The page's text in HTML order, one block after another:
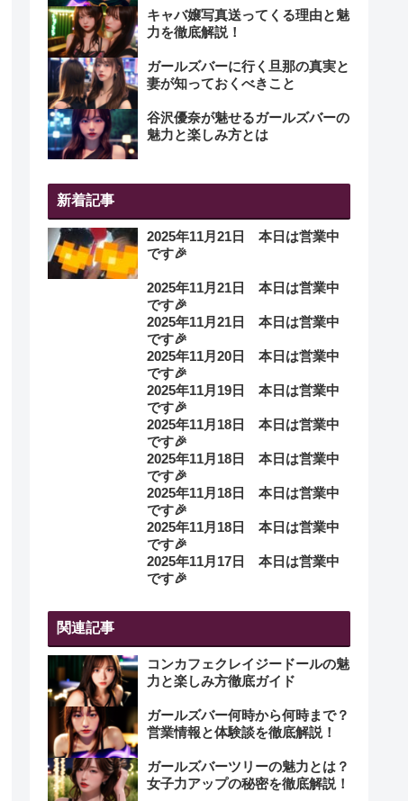
キャバ嬢写真送ってくる理由と魅
力を徹底解説！
ガールズバーに行く旦那の真実と
妻が知っておくべきこと
谷沢優奈が魅せるガールズバーの
魅力と楽しみ方とは
新着記事
2025年11月21日 本日は営業中
です🎉
2025年11月21日 本日は営業中
です🎉
2025年11月21日 本日は営業中
です🎉
2025年11月20日 本日は営業中
です🎉
2025年11月19日 本日は営業中
です🎉
2025年11月18日 本日は営業中
です🎉
2025年11月18日 本日は営業中
です🎉
2025年11月18日 本日は営業中
です🎉
2025年11月18日 本日は営業中
です🎉
2025年11月17日 本日は営業中
です🎉
関連記事
コンカフェクレイジードールの魅
力と楽しみ方徹底ガイド
ガールズバー何時から何時まで？
営業情報と体験談を徹底解説！
ガールズバーツリーの魅力とは？
女子力アップの秘密を徹底解説！